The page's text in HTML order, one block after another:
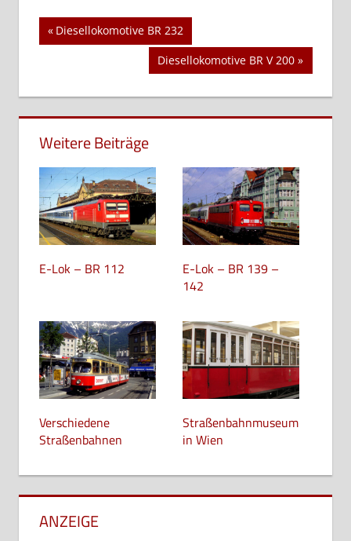
Beitragsnavigation
Vorheriger
Diesellokomotive BR 232
Nächster
Diesellokomotive BR V 200
Weitere Beiträge
E-Lok – BR 112
E-Lok – BR 139 –
142
Verschiedene
Straßenbahnen
Straßenbahnmuseum
in Wien
ANZEIGE